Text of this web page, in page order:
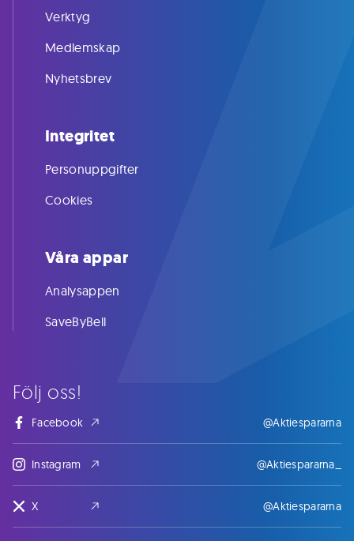
Följ oss!
Facebook @Aktiespararna
Instagram @Aktiespararna_
X @Aktiespararna
Verktyg
Medlemskap
Nyhetsbrev
Integritet
Personuppgifter
Cookies
Våra appar
Analysappen
SaveByBell